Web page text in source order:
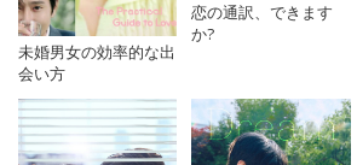
未婚男女の効率的な出
会い方
恋の通訳、できます
か?